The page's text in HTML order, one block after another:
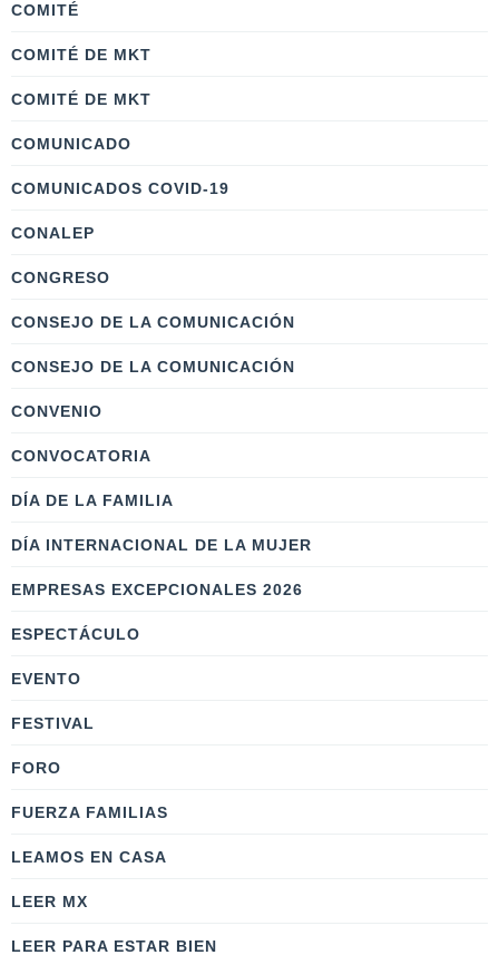
COMITÉ
COMITÉ DE MKT
COMITÉ DE MKT
COMUNICADO
COMUNICADOS COVID-19
CONALEP
CONGRESO
CONSEJO DE LA COMUNICACIÓN
CONSEJO DE LA COMUNICACIÓN
CONVENIO
CONVOCATORIA
DÍA DE LA FAMILIA
DÍA INTERNACIONAL DE LA MUJER
EMPRESAS EXCEPCIONALES 2026
ESPECTÁCULO
EVENTO
FESTIVAL
FORO
FUERZA FAMILIAS
LEAMOS EN CASA
LEER MX
LEER PARA ESTAR BIEN